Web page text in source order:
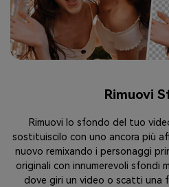
Rimuovi
Forse stai cercando di creare
di materiali video, ma trovi
indesiderati su di essi. Oppure,
video preferiti online, le loro
in formato testo ti